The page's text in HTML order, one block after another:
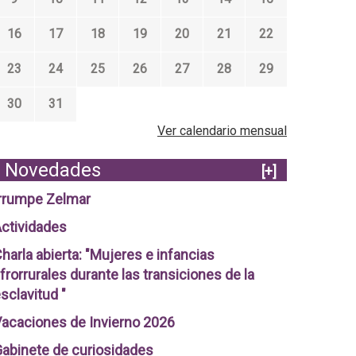
16 17 18 19 20 21 22
23 24 25 26 27 28 29
30
31
Ver calendario mensual
Novedades
[+]
Zelmar
abierta: "Mujeres e infancias
durante las transiciones de la
"
de Invierno 2026
de curiosidades